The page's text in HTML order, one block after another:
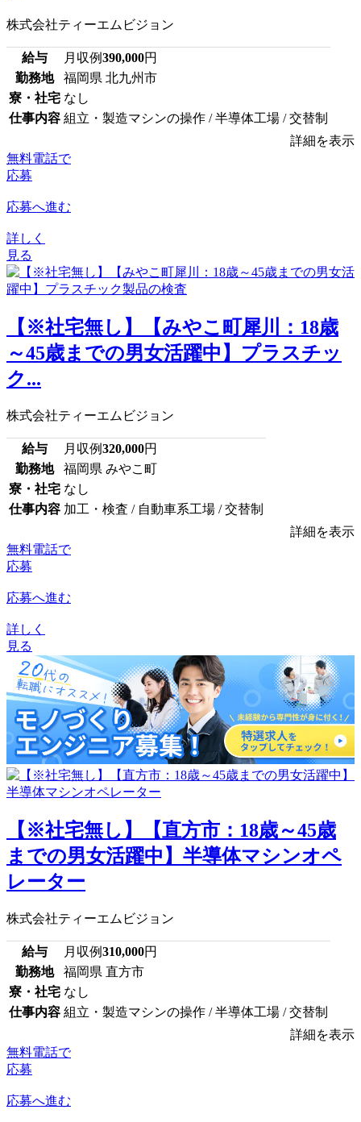
株式会社ティーエムビジョン
給与 月収例390,000円
勤務地
福岡県 北九州市
寮・社宅 なし
仕事内容 組立・製造マシンの操作 / 半導体工場 / 交替制
詳細を表示
無料電話で
応募
応募へ進む
詳しく
見る
【※社宅無し】【みやこ町犀川：18歳
～45歳までの男女活躍中】プラスチッ
ク...
株式会社ティーエムビジョン
給与 月収例320,000円
勤務地
福岡県 みやこ町
寮・社宅 なし
仕事内容 加工・検査 / 自動車系工場 / 交替制
詳細を表示
無料電話で
応募
応募へ進む
詳しく
見る
【※社宅無し】【直方市：18歳～45歳
までの男女活躍中】半導体マシンオペ
レーター
株式会社ティーエムビジョン
給与 月収例310,000円
勤務地
福岡県 直方市
寮・社宅 なし
仕事内容 組立・製造マシンの操作 / 半導体工場 / 交替制
詳細を表示
無料電話で
応募
応募へ進む